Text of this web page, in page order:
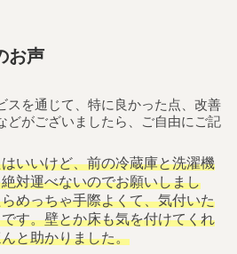
お声
スを通じて、特に良かった点、改善
どがございましたら、ご自由にご記
いいけど、前の冷蔵庫と洗濯機
対運べないのでお願いしまし
めっちゃ手際よくて、気付いた
す。壁とか床も気を付けてくれ
と助かりました。